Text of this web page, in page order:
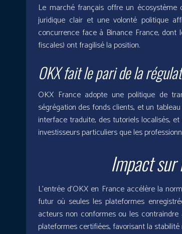
Le marché français offre un écosystème
juridique clair et une volonté politique
concurrence face à Binance France, dont
fiscales) ont fragilisé la position.
OKX fait le pari de la
OKX France adopte une politique de
ségrégation des fonds clients, et un
interface traduite, des tutoriels localisés,
investisseurs particuliers que les
Impact sur
L’entrée d’OKX en France accélère la
futur où seules les plateformes
acteurs non conformes ou les
plateformes certifiées, favorisant la